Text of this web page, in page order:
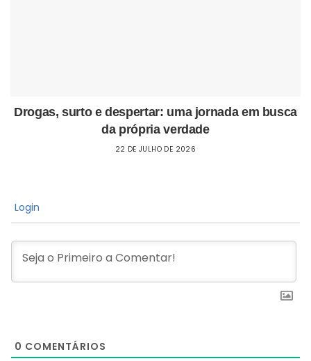
Drogas, surto e despertar: uma jornada em busca
da própria verdade
22 DE JULHO DE 2026
Login
0 COMENTÁRIOS